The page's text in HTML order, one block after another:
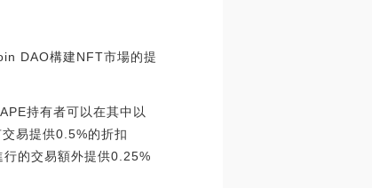
DAO構建NFT市場的提
持有者可以在其中以
易提供0.5%的折扣
的交易額外提供0.25%